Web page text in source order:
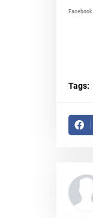
Facebook
Tags: